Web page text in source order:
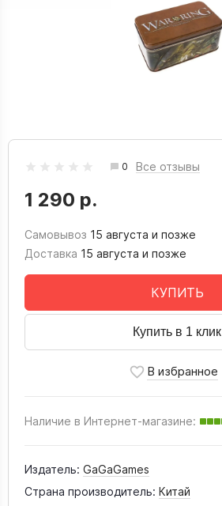
0 Все отзывы
1 290 р.
Самовывоз 15 августа и позже
Доставка 15 августа и позже
КУПИТЬ
Купить в 1 клик
Наличие в Интернет-магазине:
Издатель: GaGaGames
Страна производитель: Китай